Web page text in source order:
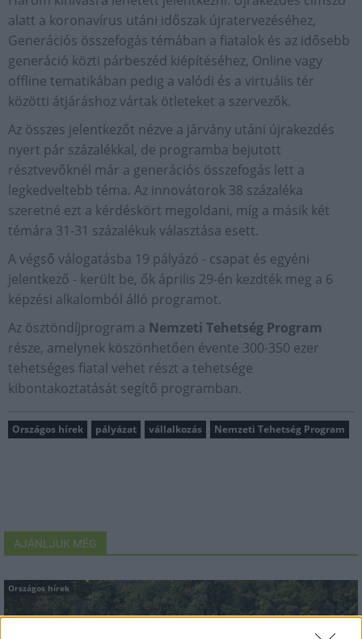
alatt a koronavírus utáni időszak újratervezéséhez,
Generációs összefogás témában a fiatalok és az idősebb
generáció közti párbeszéd kiépítéséhez, Online vagy
offline tematikában pedig a valódi és a virtuális tér
közötti átjáráshoz vártak ötleteket a szervezők.
Az összes jelentkezőt nézve a járvány utáni újrakezdés
nyert pár százalékkal, de programba bejutott
résztvevőknél már a generációs összefogás lett a
legkedveltebb téma. Az innovátorok 38 százaléka
szeretné ezt a kérdéskört megoldani, míg a másik két
témára 31-31 százalékuk választása esett.
A végső válogatásba 19 pályázó - csapat és egyéni
jelentkező - került be, ők április 29-én kezdték meg a 6
képzési alkalomból álló programot.
Az ösztöndíjprogram a Nemzeti Tehetség Program
része, amelynek köszönhetően évente 300-350 ezer
tehetséges fiatal vehet részt a tehetsége
kibontakoztatását segítő programban.
Országos hírek pályázat vállalkozás Nemzeti Tehetség Program
AJÁNLJUK MÉG
Országos hírek